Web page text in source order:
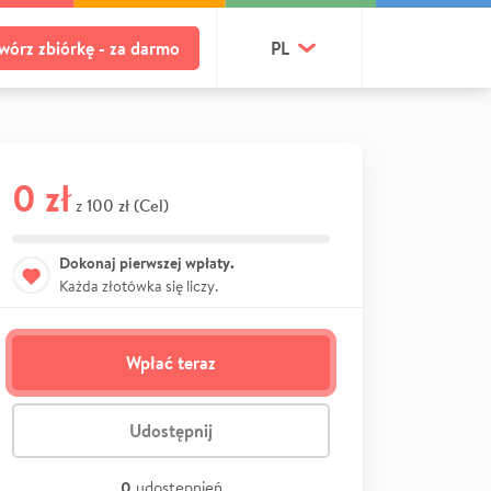
zbiórkę - za darmo PL
0 zł z 100 zł (Cel)
Dokonaj pierwszej wpłaty.
Każda złotówka się liczy.
Wpłać teraz
Udostępnij